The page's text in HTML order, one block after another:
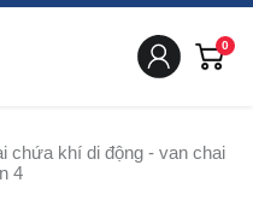
0
chứa khí di động - van chai
4